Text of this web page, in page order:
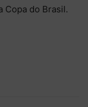
Copa do Brasil.